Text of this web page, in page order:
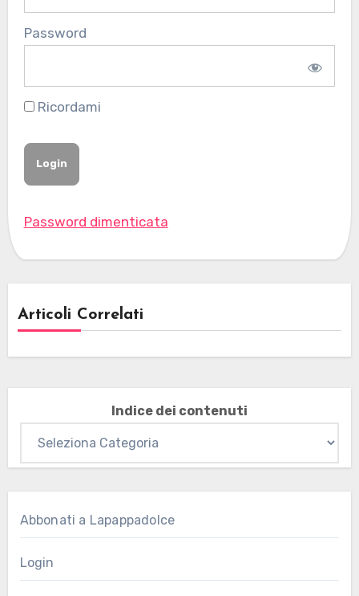
Password
Ricordami
Password dimenticata
Articoli Correlati
Indice dei contenuti
Abbonati a Lapappadolce
Login